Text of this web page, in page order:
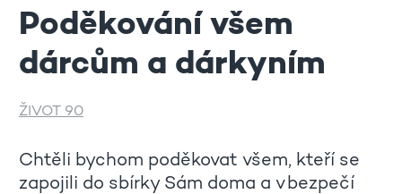
Poděkování všem
dárcům a dárkyním
ŽIVOT 90
Chtěli bychom poděkovat všem, kteří se
zapojili do sbírky Sám doma a v bezpečí